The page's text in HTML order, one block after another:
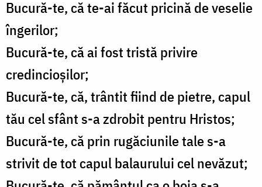
Bucură-te, că te-ai făcut pricină de veselie
îngerilor;
Bucură-te, că ai fost tristă privire
credincioşilor;
Bucură-te, că, trântit fiind de pietre, capul
tău cel sfânt s-a zdrobit pentru Hristos;
Bucură-te, că prin rugăciunile tale s-a
strivit de tot capul balaurului cel nevăzut;